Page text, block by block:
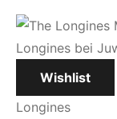
Wishlist
Longines